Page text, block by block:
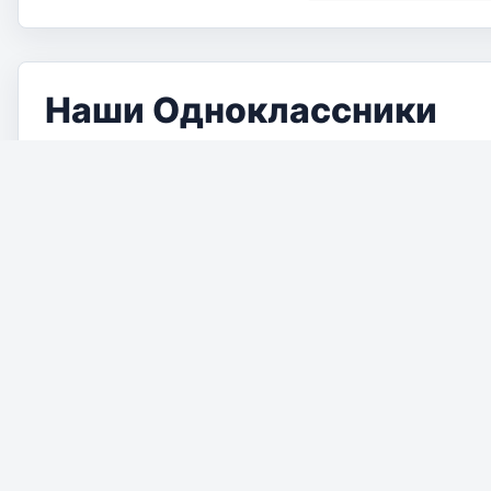
Наши Одноклассники